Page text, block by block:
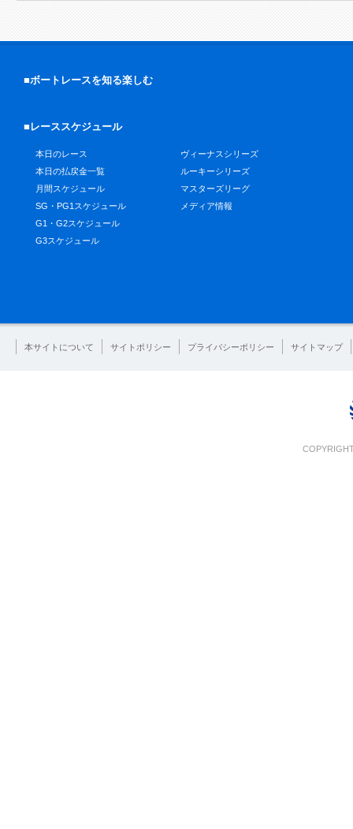
■ボートレースを知る楽しむ
■レーススケジュール
本日のレース
本日の払戻金一覧
月間スケジュール
SG・PG1スケジュール
G1・G2スケジュール
G3スケジュール
ヴィーナスシリーズ
ルーキーシリーズ
マスターズリーグ
メディア情報
本サイトについて サイトポリシー プライバシーポリシー サイトマップ